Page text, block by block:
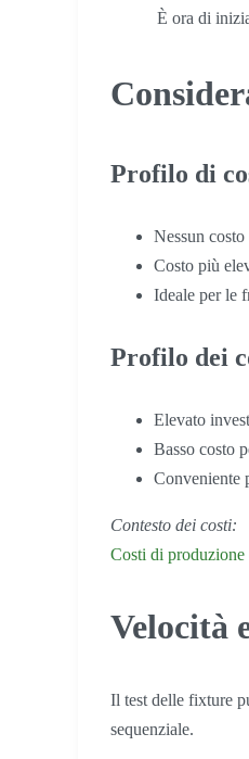
È ora di
Profilo di
Nessun
Costo più
Ideale per le
Profilo dei
Elevato
Basso costo
Conveniente
Contesto dei costi:
Costi di produzione
Velocità
Il test delle fixture
sequenziale.